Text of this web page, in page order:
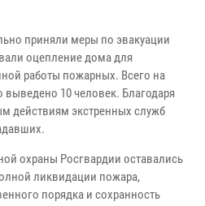
приняли меры по эвакуации
оцепление дома для
работы пожарных. Всего на
10 человек. Благодаря
действиям экстренных служб
охраны Росгвардии оставались
ликвидации пожара,
порядка и сохранность